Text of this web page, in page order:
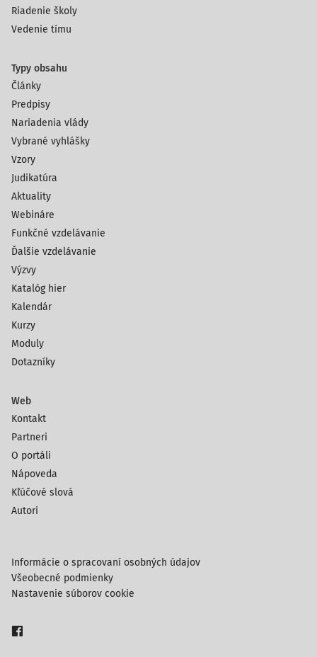
Riadenie školy
Vedenie tímu
Typy obsahu
Články
Predpisy
Nariadenia vlády
Vybrané vyhlášky
Vzory
Judikatúra
Aktuality
Webináre
Funkčné vzdelávanie
Ďalšie vzdelávanie
Výzvy
Katalóg hier
Kalendár
Kurzy
Moduly
Dotazníky
Web
Kontakt
Partneri
O portáli
Nápoveda
Kľúčové slová
Autori
Informácie o spracovaní osobných údajov
Všeobecné podmienky
Nastavenie súborov cookie